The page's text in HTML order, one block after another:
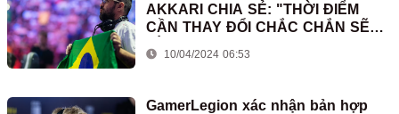
AKKARI CHIA SẺ: "THỜI ĐIỂM
CẦN THAY ĐỔI CHẮC CHẮN SẼ
LÀM ĐƯỢC"
10/04/2024 06:53
GamerLegion xác nhận bản hợp